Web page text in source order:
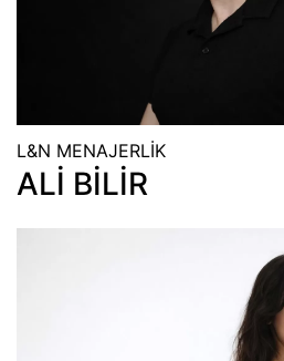
L&N MENAJERLİK
ALİ BİLİR